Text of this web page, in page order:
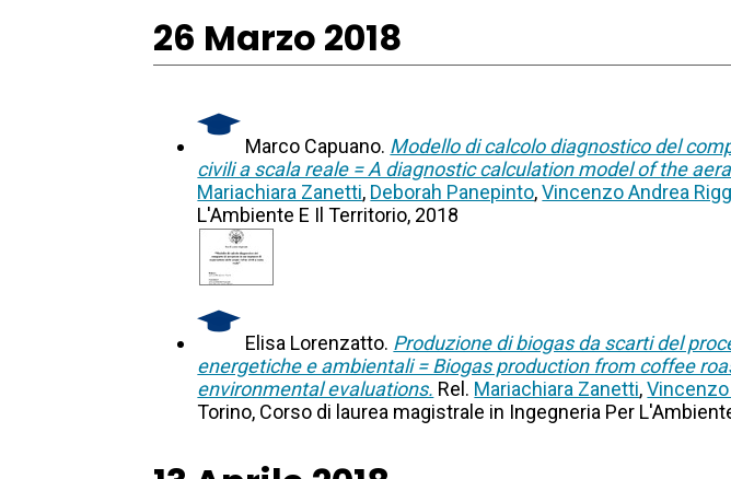
26 Marzo 2018
Marco Capuano. Modello di calcolo diagnostico del
civili a scala reale = A diagnostic calculation model of the
Mariachiara Zanetti, Deborah Panepinto,Vincenzo Andrea
L'Ambiente E Il Territorio, 2018
Elisa Lorenzatto. Produzione di biogas da scarti del
energetiche e ambientali = Biogas production from coffee
environmental evaluations. Rel. Mariachiara Zanetti,
Torino, Corso di laurea magistrale in Ingegneria Per